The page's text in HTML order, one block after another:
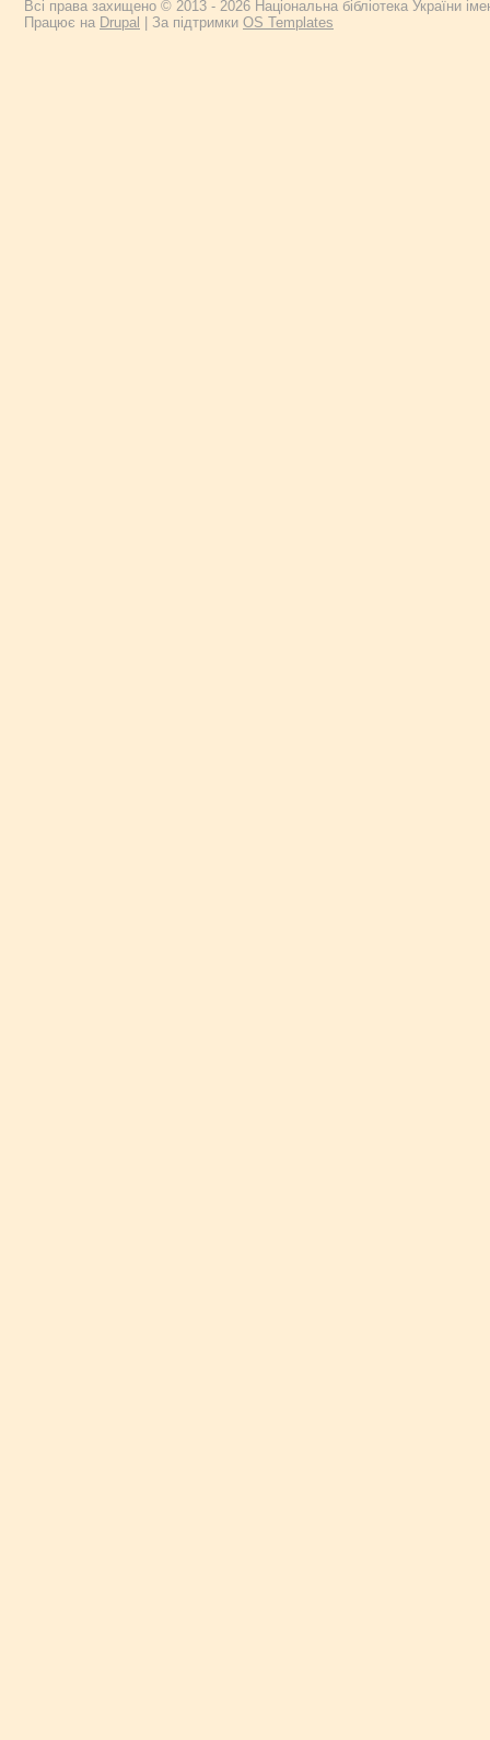
Всі права захищено © 2013 - 2026 Національна бібліотека України
Працює на Drupal | За підтримки OS Templates